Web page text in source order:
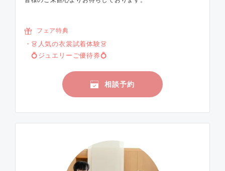
フェア特典
👗人気の衣裳試着体験👗
💍ジュエリーご優待券💍
相談予約